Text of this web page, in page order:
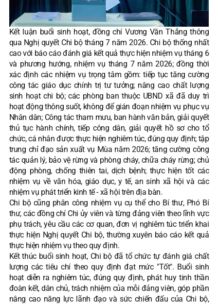
Kết luận buổi sinh hoạt, đồng chí Vương Văn Thắng thông
qua Nghị quyết Chi bộ tháng 7 năm 2026. Chi bộ thống nhất
cao với báo cáo đánh giá kết quả thực hiện nhiệm vụ tháng 6
và phương hướng, nhiệm vụ tháng 7 năm 2026; đồng thời
xác định các nhiệm vụ trọng tâm gồm: tiếp tục tăng cường
công tác giáo dục chính trị tư tưởng; nâng cao chất lượng
sinh hoạt chi bộ; các phòng ban thuộc UBND xã đã duy trì
hoạt động thông suốt, không để gián đoạn nhiệm vụ phục vụ
Nhân dân; Công tác tham mưu, ban hành văn bản, giải quyết
thủ tục hành chính, tiếp công dân, giải quyết hồ sơ cho tổ
chức, cá nhân được thực hiện nghiêm túc, đúng quy định; tập
trung chỉ đạo sản xuất vụ Mùa năm 2026; tăng cường công
tác quản lý, bảo vệ rừng và phòng cháy, chữa cháy rừng; chủ
động phòng, chống thiên tai, dịch bệnh; thực hiện tốt các
nhiệm vụ về văn hóa, giáo dục, y tế, an sinh xã hội và các
nhiệm vụ phát triển kinh tế - xã hội trên địa bàn.
Chi bộ cũng phân công nhiệm vụ cụ thể cho Bí thư, Phó Bí
thư, các đồng chí Chi ủy viên và từng đảng viên theo lĩnh vực
phụ trách, yêu cầu các cơ quan, đơn vị nghiêm túc triển khai
thực hiện Nghị quyết Chi bộ, thường xuyên báo cáo kết quả
thực hiện nhiệm vụ theo quy định.
Kết thúc buổi sinh hoạt, Chi bộ đã tổ chức tự đánh giá chất
lượng các tiêu chí theo quy định đạt mức "Tốt". Buổi sinh
hoạt diễn ra nghiêm túc, đúng quy định, phát huy tinh thần
đoàn kết, dân chủ, trách nhiệm của mỗi đảng viên, góp phần
nâng cao năng lực lãnh đạo và sức chiến đấu của Chi bộ,